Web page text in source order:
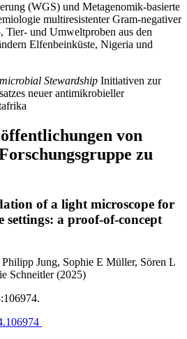
(WGS) und Metagenomik-basierte
multiresistenter Gram-negativer
Tier- und Umweltproben aus den
Elfenbeinküste, Nigeria und
Stewardship Initiativen zur
neuer antimikrobieller
von
zu
of a light microscope for
settings: a proof-of-concept
Jung, Sophie E Müller, Sören L
Schneitler (2025)